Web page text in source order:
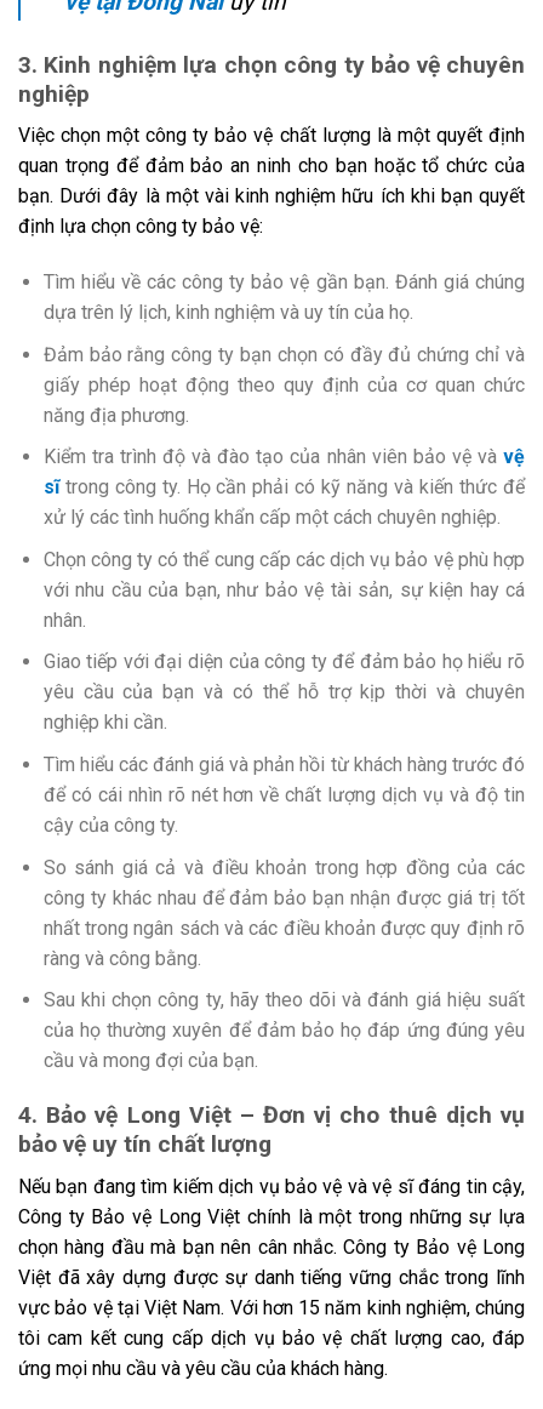
3. Kinh nghiệm lựa chọn công ty bảo vệ chuyên
nghiệp
Việc chọn một công ty bảo vệ chất lượng là một quyết định
quan trọng để đảm bảo an ninh cho bạn hoặc tổ chức của
bạn. Dưới đây là một vài kinh nghiệm hữu ích khi bạn quyết
định lựa chọn công ty bảo vệ:
Tìm hiểu về các công ty bảo vệ gần bạn. Đánh giá chúng
dựa trên lý lịch, kinh nghiệm và uy tín của họ.
Đảm bảo rằng công ty bạn chọn có đầy đủ chứng chỉ và
giấy phép hoạt động theo quy định của cơ quan chức
năng địa phương.
Kiểm tra trình độ và đào tạo của nhân viên bảo vệ và vệ
sĩtrong công ty. Họ cần phải có kỹ năng và kiến thức để
xử lý các tình huống khẩn cấp một cách chuyên nghiệp.
Chọn công ty có thể cung cấp các dịch vụ bảo vệ phù hợp
với nhu cầu của bạn, như bảo vệ tài sản, sự kiện hay cá
nhân.
Giao tiếp với đại diện của công ty để đảm bảo họ hiểu rõ
yêu cầu của bạn và có thể hỗ trợ kịp thời và chuyên
nghiệp khi cần.
Tìm hiểu các đánh giá và phản hồi từ khách hàng trước đó
để có cái nhìn rõ nét hơn về chất lượng dịch vụ và độ tin
cậy của công ty.
So sánh giá cả và điều khoản trong hợp đồng của các
công ty khác nhau để đảm bảo bạn nhận được giá trị tốt
nhất trong ngân sách và các điều khoản được quy định rõ
ràng và công bằng.
Sau khi chọn công ty, hãy theo dõi và đánh giá hiệu suất
của họ thường xuyên để đảm bảo họ đáp ứng đúng yêu
cầu và mong đợi của bạn.
4. Bảo vệ Long Việt – Đơn vị cho thuê dịch vụ
bảo vệ uy tín chất lượng
Nếu bạn đang tìm kiếm dịch vụ bảo vệ và vệ sĩ đáng tin cậy,
Công ty Bảo vệ Long Việt chính là một trong những sự lựa
chọn hàng đầu mà bạn nên cân nhắc. Công ty Bảo vệ Long
Việt đã xây dựng được sự danh tiếng vững chắc trong lĩnh
vực bảo vệ tại Việt Nam. Với hơn 15 năm kinh nghiệm, chúng
tôi cam kết cung cấp dịch vụ bảo vệ chất lượng cao, đáp
ứng mọi nhu cầu và yêu cầu của khách hàng.